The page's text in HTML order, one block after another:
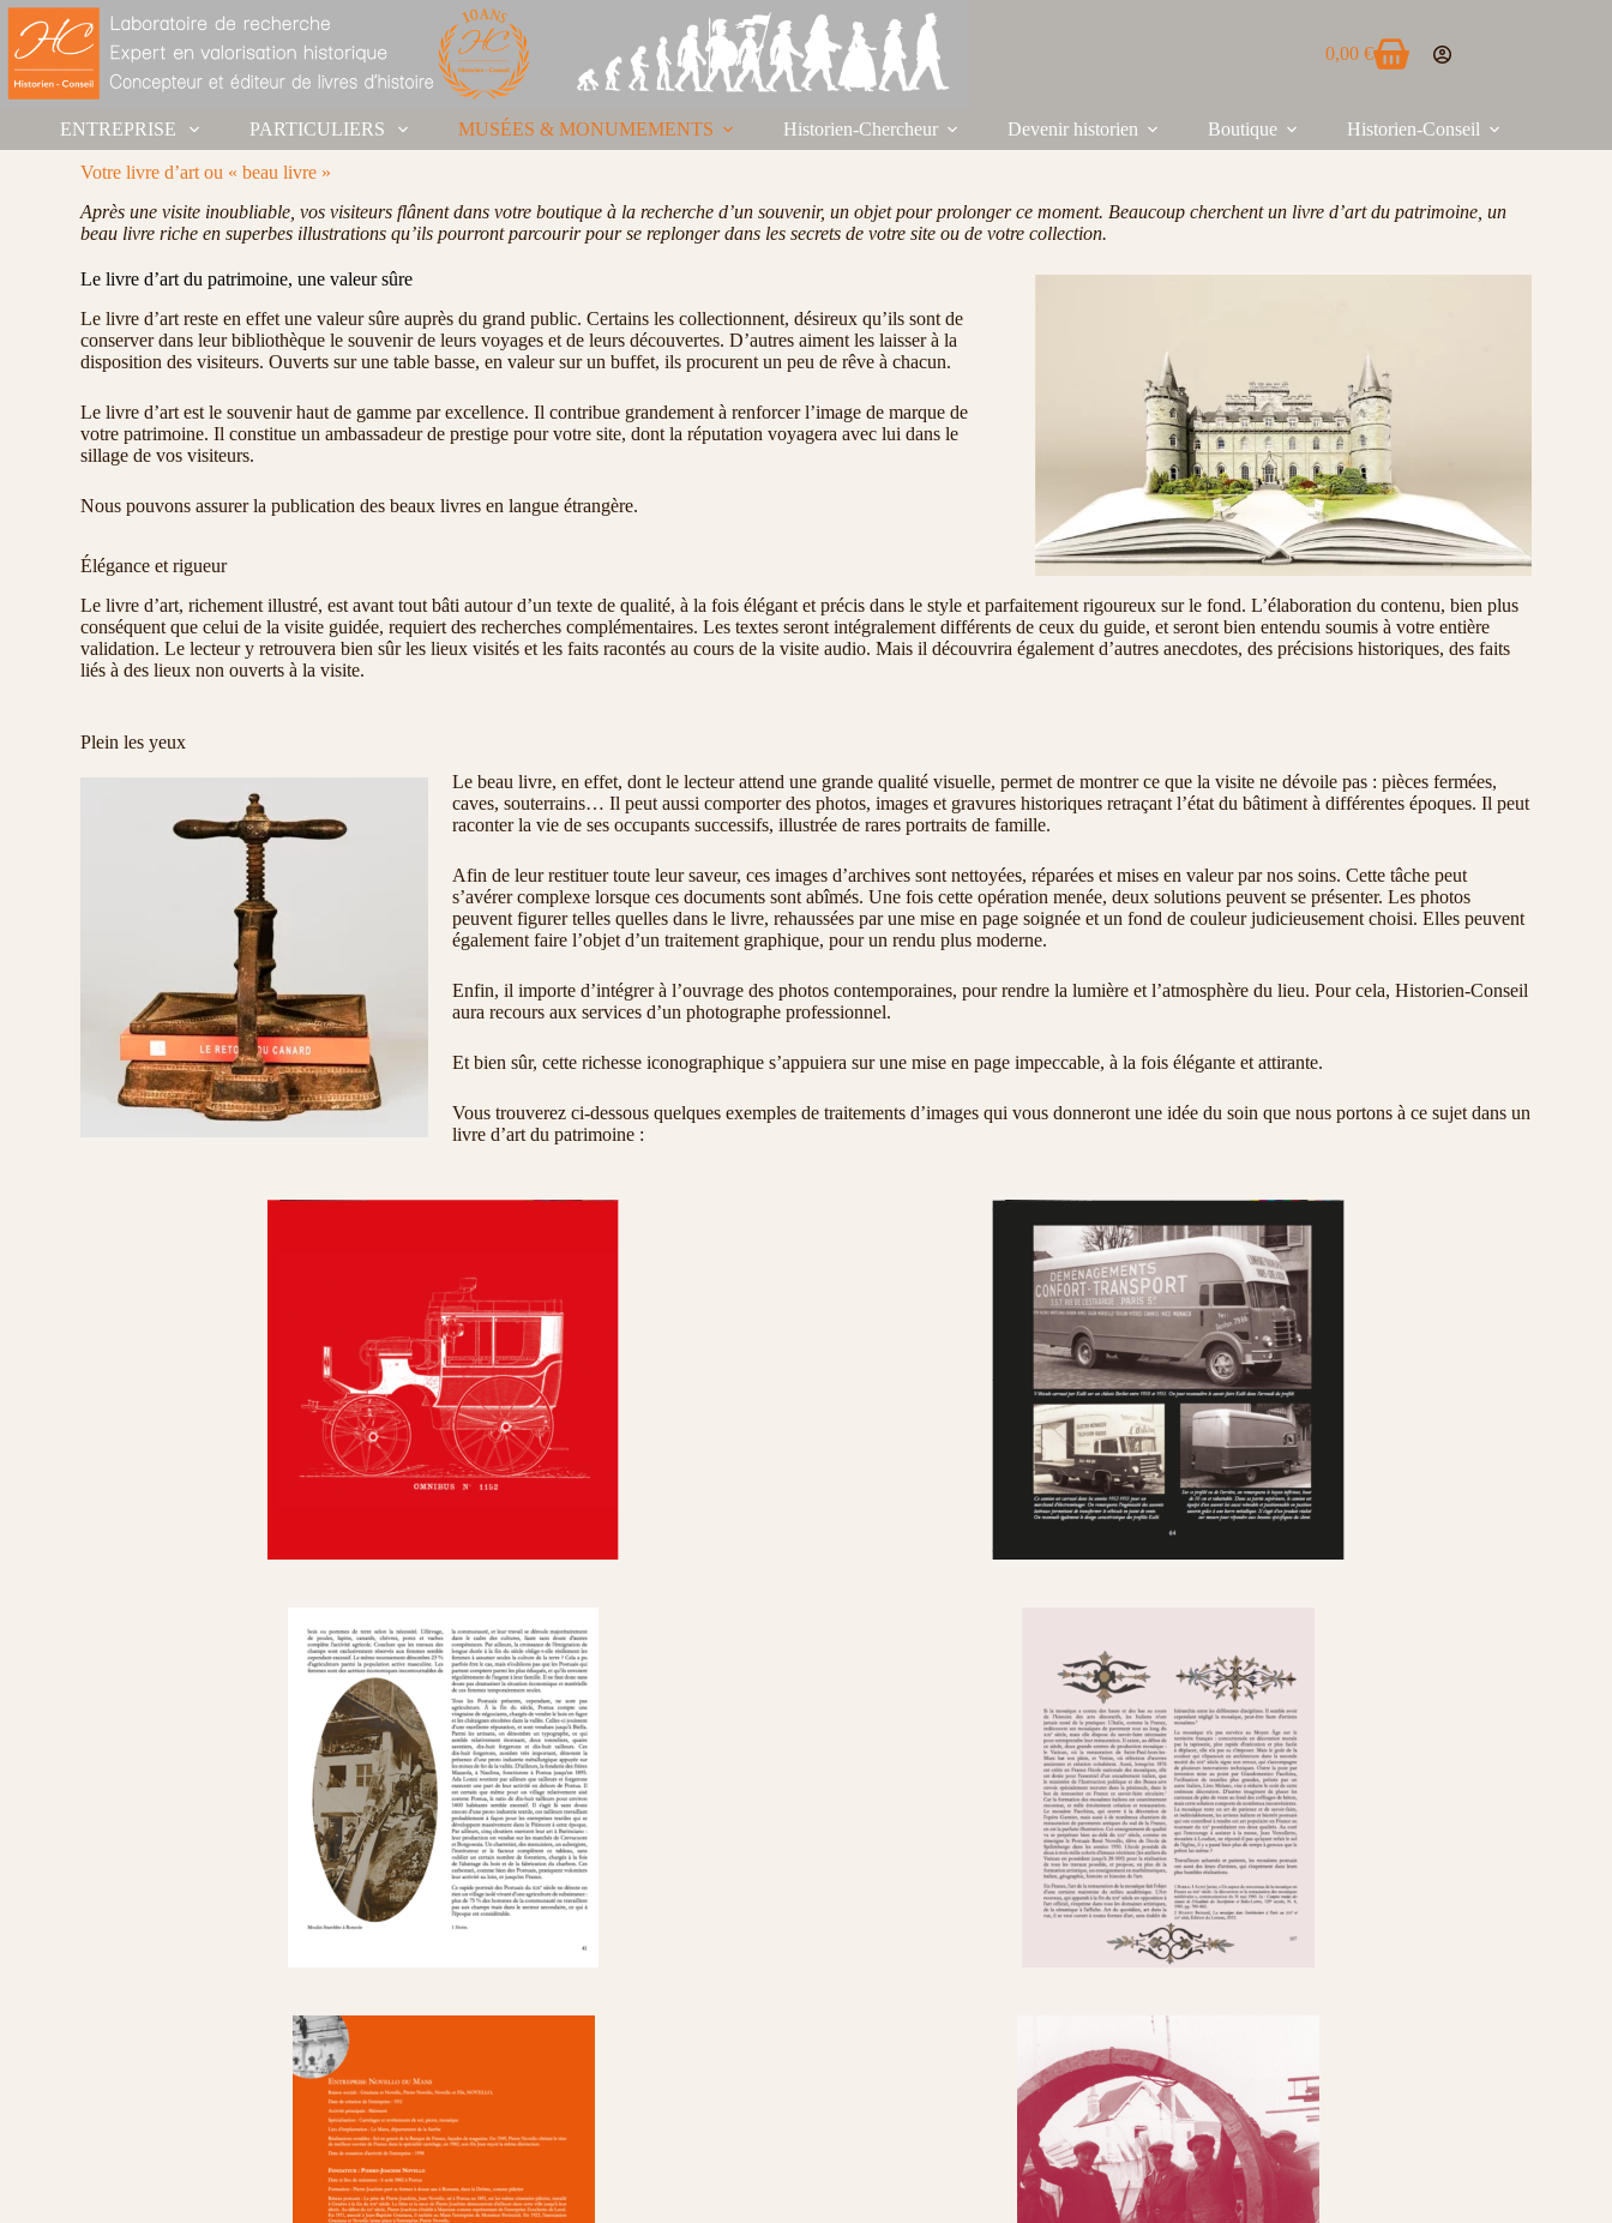
0,00 €
ENTREPRISE PARTICULIERS MUSÉES & MONUMEMENTS Historien-Chercheur Devenir historien Boutique Historien-Conseil
Votre livre d’art ou « beau livre »
Après une visite inoubliable, vos visiteurs flânent dans votre boutique à la recherche d’un souvenir, un objet pour prolonger ce moment. Beaucoup cherchent un livre d’art du patrimoine, un
beau livre riche en superbes illustrations qu’ils pourront parcourir pour se replonger dans les secrets de votre site ou de votre collection.
Le livre d’art du patrimoine, une valeur sûre
Le livre d’art reste en effet une valeur sûre auprès du grand public. Certains les collectionnent, désireux qu’ils sont de
conserver dans leur bibliothèque le souvenir de leurs voyages et de leurs découvertes. D’autres aiment les laisser à la
disposition des visiteurs. Ouverts sur une table basse, en valeur sur un buffet, ils procurent un peu de rêve à chacun.
Le livre d’art est le souvenir haut de gamme par excellence. Il contribue grandement à renforcer l’image de marque de
votre patrimoine. Il constitue un ambassadeur de prestige pour votre site, dont la réputation voyagera avec lui dans le
sillage de vos visiteurs.
Nous pouvons assurer la publication des beaux livres en langue étrangère.
Élégance et rigueur
Le livre d’art, richement illustré, est avant tout bâti autour d’un texte de qualité, à la fois élégant et précis dans le style et parfaitement rigoureux sur le fond. L’élaboration du contenu, bien plus
conséquent que celui de la visite guidée, requiert des recherches complémentaires. Les textes seront intégralement différents de ceux du guide, et seront bien entendu soumis à votre entière
validation. Le lecteur y retrouvera bien sûr les lieux visités et les faits racontés au cours de la visite audio. Mais il découvrira également d’autres anecdotes, des précisions historiques, des faits
liés à des lieux non ouverts à la visite.
Plein les yeux
Le beau livre, en effet, dont le lecteur attend une grande qualité visuelle, permet de montrer ce que la visite ne dévoile pas : pièces fermées,
caves, souterrains… Il peut aussi comporter des photos, images et gravures historiques retraçant l’état du bâtiment à différentes époques. Il peut
raconter la vie de ses occupants successifs, illustrée de rares portraits de famille.
Afin de leur restituer toute leur saveur, ces images d’archives sont nettoyées, réparées et mises en valeur par nos soins. Cette tâche peut
s’avérer complexe lorsque ces documents sont abîmés. Une fois cette opération menée, deux solutions peuvent se présenter. Les photos
peuvent figurer telles quelles dans le livre, rehaussées par une mise en page soignée et un fond de couleur judicieusement choisi. Elles peuvent
également faire l’objet d’un traitement graphique, pour un rendu plus moderne.
Enfin, il importe d’intégrer à l’ouvrage des photos contemporaines, pour rendre la lumière et l’atmosphère du lieu. Pour cela, Historien-Conseil
aura recours aux services d’un photographe professionnel.
Et bien sûr, cette richesse iconographique s’appuiera sur une mise en page impeccable, à la fois élégante et attirante.
Vous trouverez ci-dessous quelques exemples de traitements d’images qui vous donneront une idée du soin que nous portons à ce sujet dans un
livre d’art du patrimoine :